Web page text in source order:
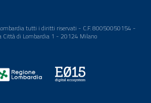
tutti i diritti riservati - C.F. 80050050154 -
Città di Lombardia 1 - 20124 Milano